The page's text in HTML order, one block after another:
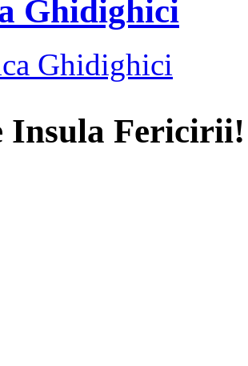
Ghidighici
Ghidighici
Insula Fericirii!